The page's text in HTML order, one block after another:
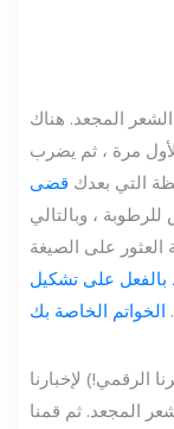
المجعد. هناك
مرة ، ثم يضرب
التي بعدك قضى
، وبالتالي
على الصيغة
بالفعل على تشكيل
الخواتم الخاصة بك .
الرقمي!) لإخبارنا
المجعد. ثم قمنا